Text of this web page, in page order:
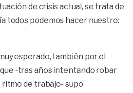
de crisis actual, se trata de
todos podemos hacer nuestro:
esperado, también por el
que -tras años intentando robar
de trabajo- supo